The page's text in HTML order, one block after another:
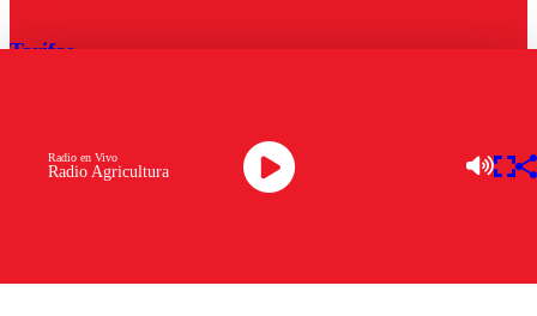
Radio Agricultura
Radio en Vivo
Tarifas
Descarga la APP